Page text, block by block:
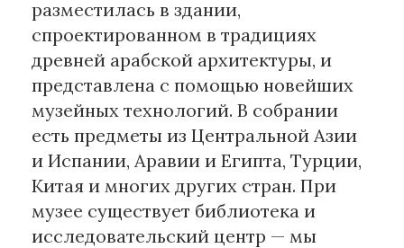
разместилась в здании,
спроектированном в традициях
древней арабской архитектуры, и
представлена с помощью новейших
музейных технологий. В собрании
есть предметы из Центральной Азии
и Испании, Аравии и Египта, Турции,
Китая и многих других стран. При
музее существует библиотека и
исследовательский центр — мы